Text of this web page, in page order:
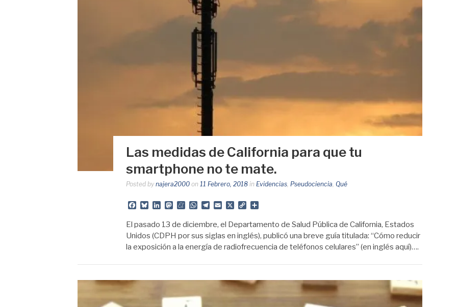
Las medidas de California para que tu
smartphone no te mate.
Posted by najera2000 on 11 Febrero, 2018 in Evidencias, Pseudociencia, Qué
Facebook
BlueskyLinkedIn
Mastodon
Meneame
WhatsApp
Telegram
Email
X
Copy
El pasado 13 de diciembre, el Departamento de Salud Pública de California, Estados
Unidos (CDPH por sus siglas en inglés), publicó una breve guía titulada: “Cómo reducir
la exposición a la energía de radiofrecuencia de teléfonos celulares” (en inglés aquí)….